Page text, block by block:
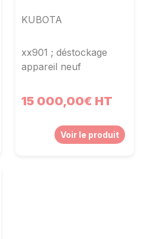
KUBOTA
xx901 ; déstockage
appareil neuf
15 000,00€ HT
Voir le produit